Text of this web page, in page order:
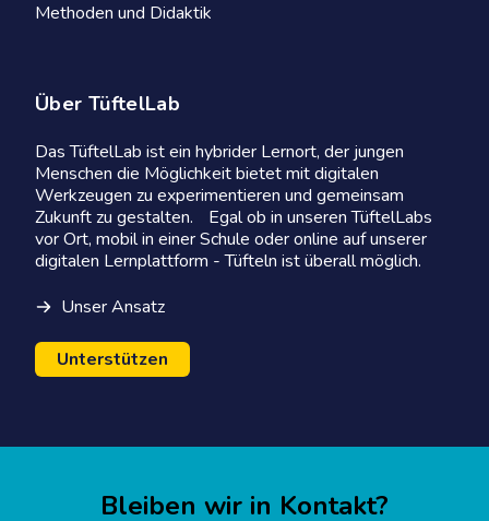
Methoden und Didaktik
Über TüftelLab
Das TüftelLab ist ein hybrider Lernort, der jungen
Menschen die Möglichkeit bietet mit digitalen
Werkzeugen zu experimentieren und gemeinsam
Zukunft zu gestalten. Egal ob in unseren TüftelLabs
vor Ort, mobil in einer Schule oder online auf unserer
digitalen Lernplattform - Tüfteln ist überall möglich.
Unser Ansatz
Unterstützen
Bleiben wir in Kontakt?